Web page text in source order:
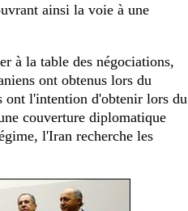
ainsi la voie à une
à la table des négociations,
ont obtenus lors du
ont l'intention d'obtenir lors du
couverture diplomatique
l'Iran recherche les